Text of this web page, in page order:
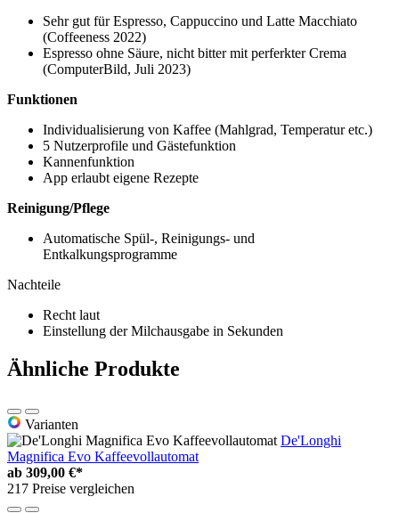
Sehr gut für Espresso, Cappuccino und Latte Macchiato
(Coffeeness 2022)
Espresso ohne Säure, nicht bitter mit perferkter Crema
(ComputerBild, Juli 2023)
Funktionen
Individualisierung von Kaffee (Mahlgrad, Temperatur etc.)
5 Nutzerprofile und Gästefunktion
Kannenfunktion
App erlaubt eigene Rezepte
Reinigung/Pflege
Automatische Spül-, Reinigungs- und
Entkalkungsprogramme
Nachteile
Recht laut
Einstellung der Milchausgabe in Sekunden
Ähnliche Produkte
Varianten
De'Longhi
Magnifica Evo Kaffeevollautomat
ab 309,00 €*
217 Preise vergleichen